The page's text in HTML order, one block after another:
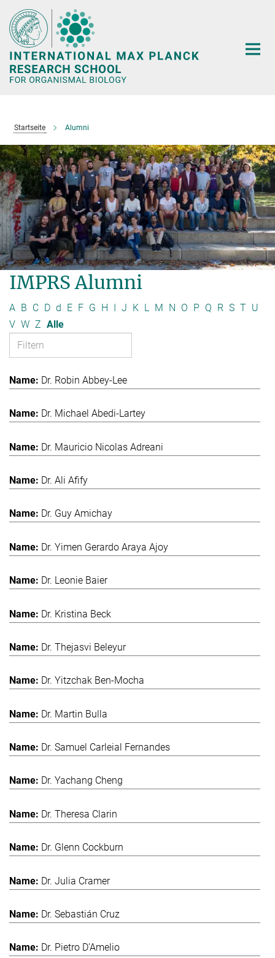
Hauptinhalt
Startseite Alumni
IMPRS Alumni
A B C D d E F G H J K L M N O P Q R S T U
V W Z Alle
Dr. Robin Abbey-Lee
Dr. Michael Abedi-Lartey
Dr. Mauricio Nicolas Adreani
Dr. Ali Afify
Dr. Guy Amichay
Dr. Yimen Gerardo Araya Ajoy
Dr. Leonie Baier
Dr. Kristina Beck
Dr. Thejasvi Beleyur
Dr. Yitzchak Ben-Mocha
Dr. Martin Bulla
Dr. Samuel Carleial Fernandes
Dr. Yachang Cheng
Dr. Theresa Clarin
Dr. Glenn Cockburn
Dr. Julia Cramer
Dr. Sebastián Cruz
Dr. Pietro D'Amelio